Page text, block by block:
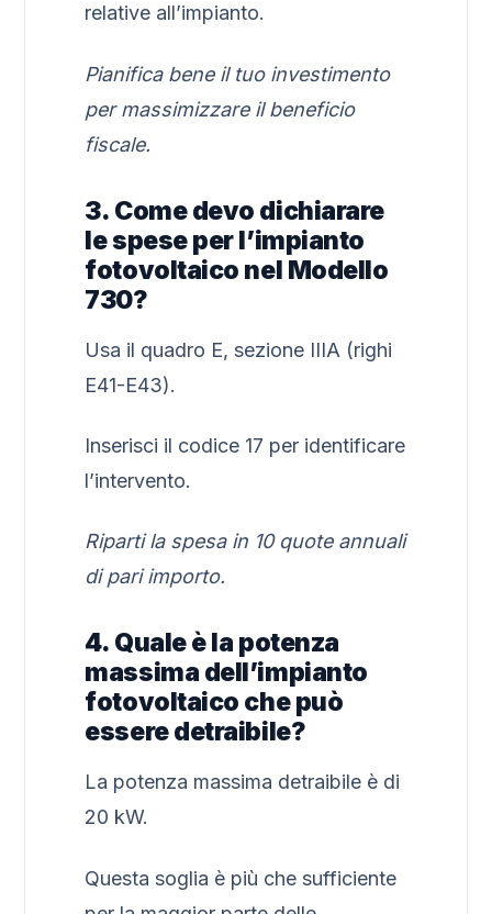
relative all’impianto.
Pianifica bene il tuo investimento
per massimizzare il beneficio
fiscale.
3. Come devo dichiarare
le spese per l’impianto
fotovoltaico nel Modello
730?
Usa il quadro E, sezione IIIA (righi
E41-E43).
Inserisci il codice 17 per identificare
l’intervento.
Riparti la spesa in 10 quote annuali
di pari importo.
4. Quale è la potenza
massima dell’impianto
fotovoltaico che può
essere detraibile?
La potenza massima detraibile è di
20 kW.
Questa soglia è più che sufficiente